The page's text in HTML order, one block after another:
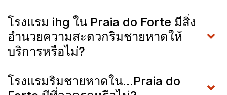
โรงแรม ihg ใน Praia do Forte มีสิ่ง
อำนวยความสะดวกริมชายหาดให้
บริการหรือไม่?
โรงแรมริมชายหาดใน...Praia do